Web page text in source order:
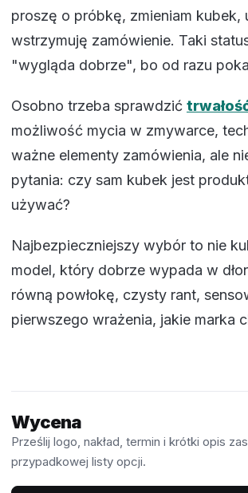
Wycena
Prześlij logo, nakład, termin i krótki opis
przypadkowej listy opcji.
proszę o próbkę, zmieniam kubek,
wstrzymuję zamówienie. Taki
"wygląda dobrze", bo od razu
Osobno trzeba sprawdzić
możliwość mycia w zmywarce,
ważne elementy zamówienia, ale
pytania: czy sam kubek jest
używać?
Najbezpieczniejszy wybór to nie
model, który dobrze wypada w
równą powłokę, czysty rant,
pierwszego wrażenia, jakie marka